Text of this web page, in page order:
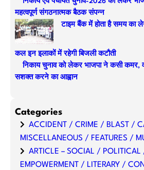
महत्वपूर्ण संगठनात्मक बैठक संपन्न
टाइम बैंक में होता है समय का
कल इन इलाकों में रहेगी बिजली कटौती
निकाय चुनाव को लेकर भाजपा ने कसी कमर,
सशक्त करने का आह्वान
Categories
ACCIDENT / CRIME / BLAST /
MISCELLANEOUS / FEATURES /
ARTICLE – SOCIAL /
EMPOWERMENT / LITERARY /